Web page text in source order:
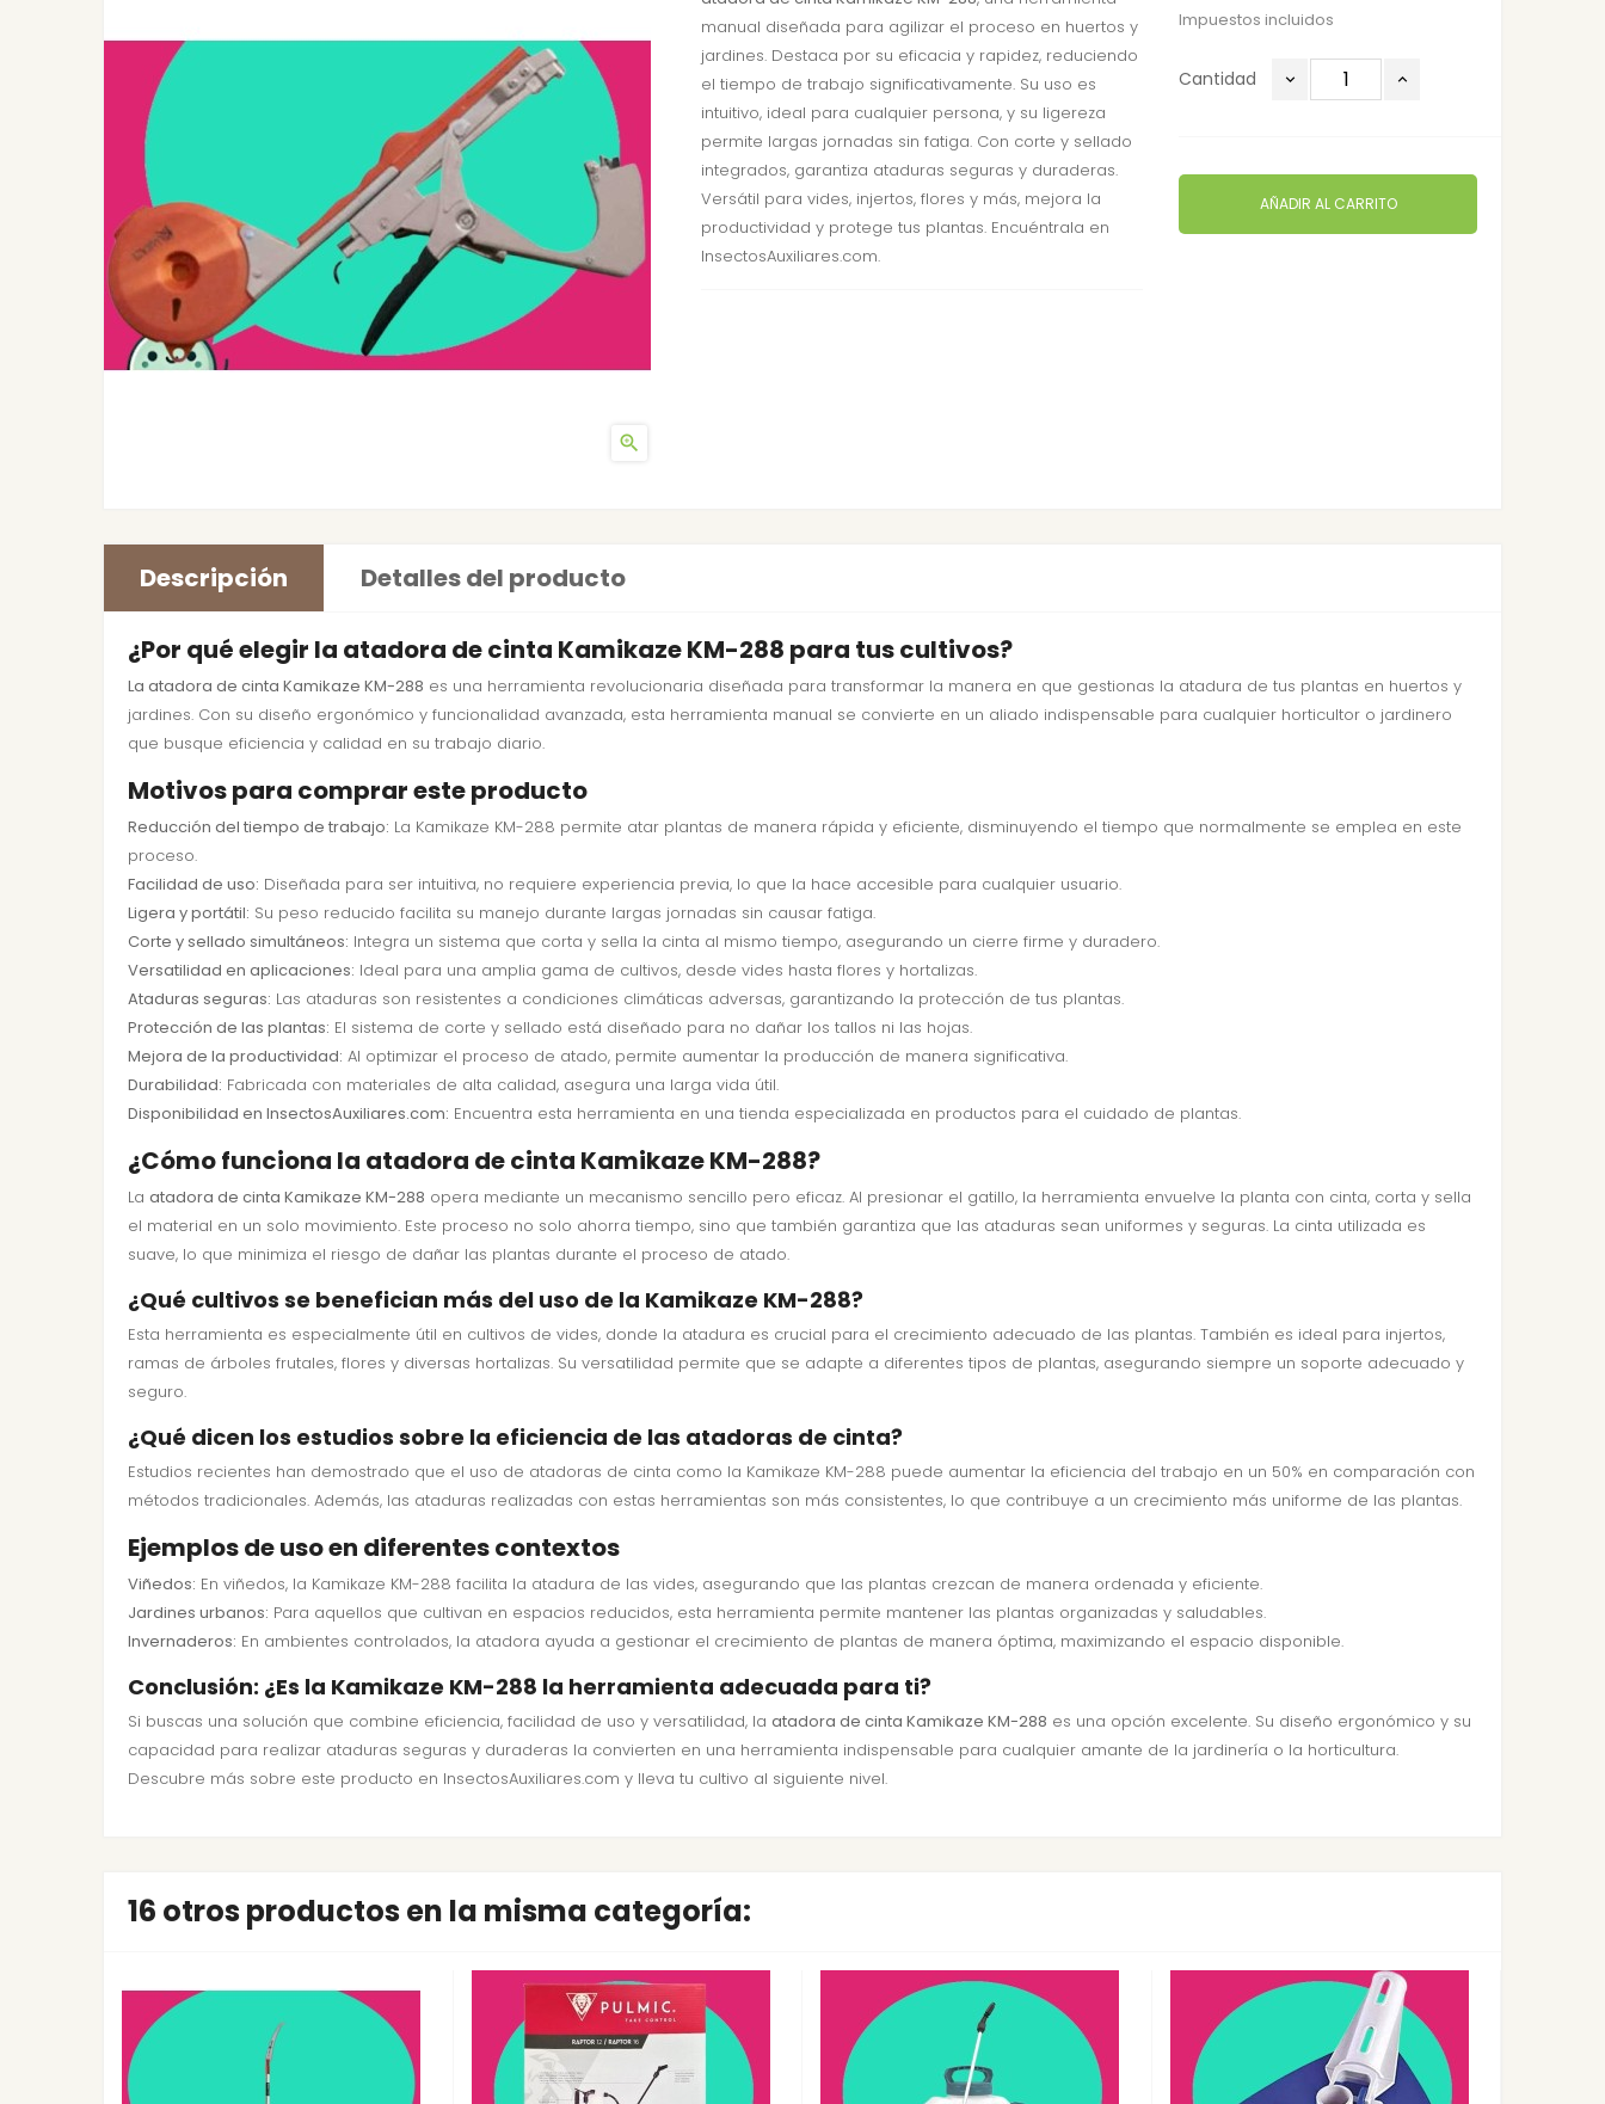

Impuestos incluidos
Cantidad
AÑADIR AL CARRITO
manual diseñada para agilizar el proceso en huertos y
jardines. Destaca por su eficacia y rapidez, reduciendo
el tiempo de trabajo significativamente. Su uso es
intuitivo, ideal para cualquier persona, y su ligereza
permite largas jornadas sin fatiga. Con corte y sellado
integrados, garantiza ataduras seguras y duraderas.
Versátil para vides, injertos, flores y más, mejora la
productividad y protege tus plantas. Encuéntrala en
InsectosAuxiliares.com.
Descripción Detalles del producto
¿Por qué elegir la atadora de cinta Kamikaze KM-288 para tus cultivos?
La atadora de cinta Kamikaze KM-288 es una herramienta revolucionaria diseñada para transformar la manera en que gestionas la atadura de tus plantas en huertos y
jardines. Con su diseño ergonómico y funcionalidad avanzada, esta herramienta manual se convierte en un aliado indispensable para cualquier horticultor o jardinero
que busque eficiencia y calidad en su trabajo diario.
Motivos para comprar este producto
Reducción del tiempo de trabajo: La Kamikaze KM-288 permite atar plantas de manera rápida y eficiente, disminuyendo el tiempo que normalmente se emplea en este
proceso.
Facilidad de uso: Diseñada para ser intuitiva, no requiere experiencia previa, lo que la hace accesible para cualquier usuario.
Ligera y portátil: Su peso reducido facilita su manejo durante largas jornadas sin causar fatiga.
Corte y sellado simultáneos: Integra un sistema que corta y sella la cinta al mismo tiempo, asegurando un cierre firme y duradero.
Versatilidad en aplicaciones: Ideal para una amplia gama de cultivos, desde vides hasta flores y hortalizas.
Ataduras seguras: Las ataduras son resistentes a condiciones climáticas adversas, garantizando la protección de tus plantas.
Protección de las plantas: El sistema de corte y sellado está diseñado para no dañar los tallos ni las hojas.
Mejora de la productividad: Al optimizar el proceso de atado, permite aumentar la producción de manera significativa.
Durabilidad: Fabricada con materiales de alta calidad, asegura una larga vida útil.
Disponibilidad en InsectosAuxiliares.com: Encuentra esta herramienta en una tienda especializada en productos para el cuidado de plantas.
¿Cómo funciona la atadora de cinta Kamikaze KM-288?
La atadora de cinta Kamikaze KM-288 opera mediante un mecanismo sencillo pero eficaz. Al presionar el gatillo, la herramienta envuelve la planta con cinta, corta y sella
el material en un solo movimiento. Este proceso no solo ahorra tiempo, sino que también garantiza que las ataduras sean uniformes y seguras. La cinta utilizada es
suave, lo que minimiza el riesgo de dañar las plantas durante el proceso de atado.
¿Qué cultivos se benefician más del uso de la Kamikaze KM-288?
Esta herramienta es especialmente útil en cultivos de vides, donde la atadura es crucial para el crecimiento adecuado de las plantas. También es ideal para injertos,
ramas de árboles frutales, flores y diversas hortalizas. Su versatilidad permite que se adapte a diferentes tipos de plantas, asegurando siempre un soporte adecuado y
seguro.
¿Qué dicen los estudios sobre la eficiencia de las atadoras de cinta?
Estudios recientes han demostrado que el uso de atadoras de cinta como la Kamikaze KM-288 puede aumentar la eficiencia del trabajo en un 50% en comparación con
métodos tradicionales. Además, las ataduras realizadas con estas herramientas son más consistentes, lo que contribuye a un crecimiento más uniforme de las plantas.
Ejemplos de uso en diferentes contextos
Viñedos: En viñedos, la Kamikaze KM-288 facilita la atadura de las vides, asegurando que las plantas crezcan de manera ordenada y eficiente.
Jardines urbanos: Para aquellos que cultivan en espacios reducidos, esta herramienta permite mantener las plantas organizadas y saludables.
Invernaderos: En ambientes controlados, la atadora ayuda a gestionar el crecimiento de plantas de manera óptima, maximizando el espacio disponible.
Conclusión: ¿Es la Kamikaze KM-288 la herramienta adecuada para ti?
Si buscas una solución que combine eficiencia, facilidad de uso y versatilidad, la atadora de cinta Kamikaze KM-288 es una opción excelente. Su diseño ergonómico y su
capacidad para realizar ataduras seguras y duraderas la convierten en una herramienta indispensable para cualquier amante de la jardinería o la horticultura.
Descubre más sobre este producto en InsectosAuxiliares.com y lleva tu cultivo al siguiente nivel.
16 otros productos en la misma categoría: